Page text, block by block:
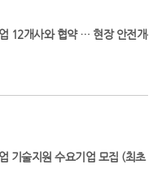
12개사와 협약 … 현장 안전개선
기술지원 수요기업 모집 (최초 보